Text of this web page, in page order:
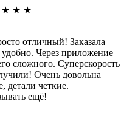
★ ★ ★
отличный! Заказала
удобно. Через приложение
сложного. Суперскорость
Очень довольна
детали четкие.
ещё!